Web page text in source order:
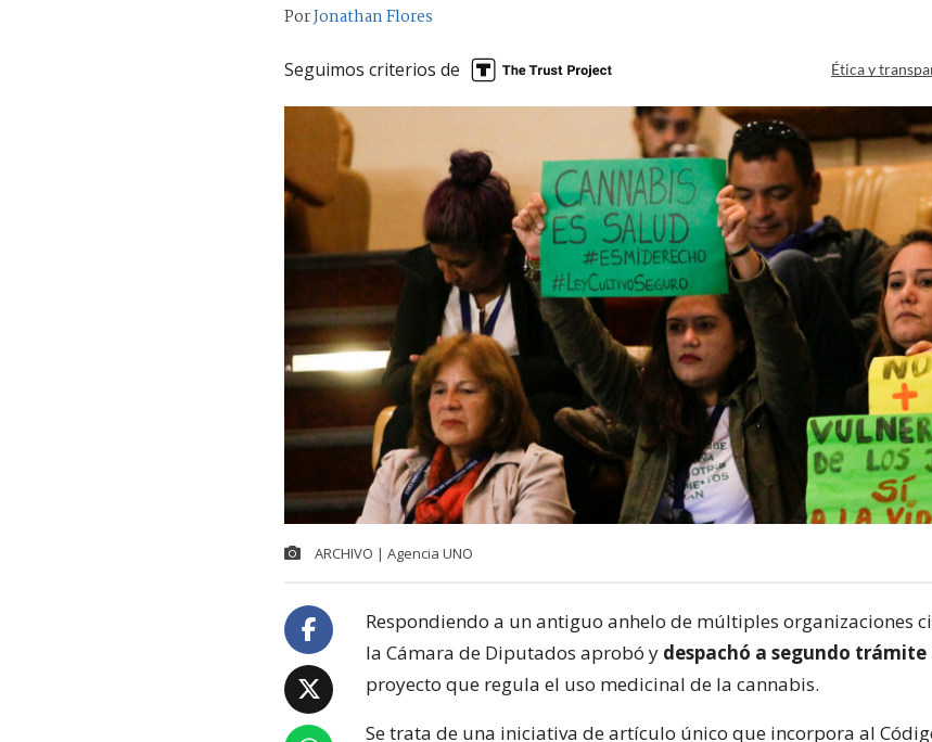
PorJonathan Flores
Seguimos criterios de Ética y
ARCHIVO | Agencia UNO
Respondiendo a un antiguo anhelo de múltiples organizaciones
la Cámara de Diputados aprobó y despachó a segundo trámite
proyecto que regula el uso medicinal de la cannabis.
Se trata de una iniciativa de artículo único que incorpora al